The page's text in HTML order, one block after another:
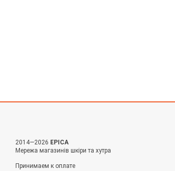
2014—2026 EPICA
Мережа магазинів шкіри та хутра
Принимаем к оплате